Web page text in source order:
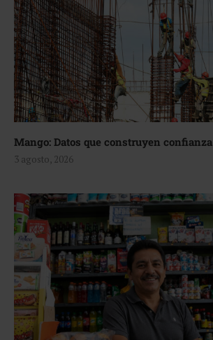
Mango: Datos que construyen confianza
3 agosto, 2026